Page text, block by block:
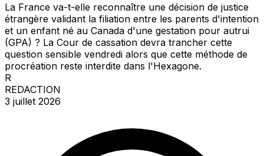
La France va-t-elle reconnaître une décision de justice
étrangère validant la filiation entre les parents d'intention
et un enfant né au Canada d'une gestation pour autrui
(GPA) ? La Cour de cassation devra trancher cette
question sensible vendredi alors que cette méthode de
procréation reste interdite dans l'Hexagone.
R
REDACTION
3 juillet 2026